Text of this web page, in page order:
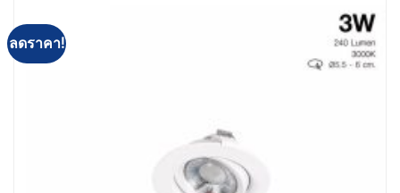
ลดราคา!